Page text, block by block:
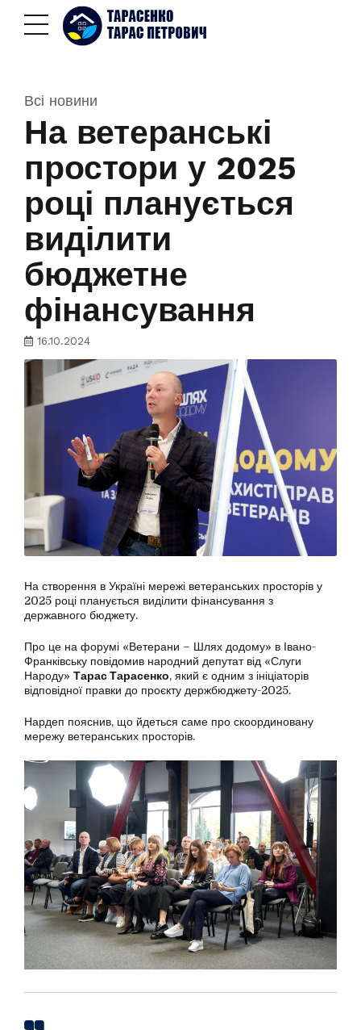
Всі новини
На ветеранські
простори у 2025
році планується
виділити
бюджетне
фінансування
16.10.2024
На створення в Україні мережі ветеранських просторів у
2025 році планується виділити фінансування з
державного бюджету.
Про це на форумі «Ветерани – Шлях додому» в Івано-
Франківську повідомив народний депутат від «Слуги
Народу» Тарас Тарасенко, який є одним з ініціаторів
відповідної правки до проєкту держбюджету-2025.
Нардеп пояснив, що йдеться саме про скоординовану
мережу ветеранських просторів.